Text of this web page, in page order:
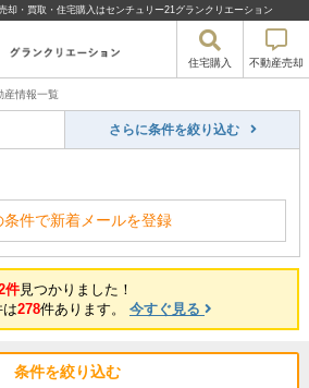
却・買取・住宅購入はセンチュリー21グランクリエーション
住宅購入 不動産売却
産情報一覧
さらに条件を絞り込む
条件で新着メールを登録
件見つかりました！
278件あります。 今すぐ見る
条件を絞り込む